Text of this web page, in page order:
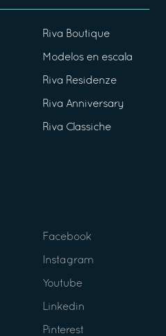
Riva Boutique
Modelos en escala
Riva Residenze
Riva Anniversary
Riva Classiche
Facebook
Instagram
Youtube
Linkedin
Pinterest